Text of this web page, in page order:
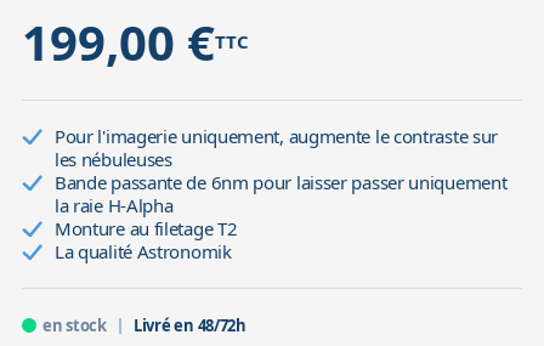
199,00 €TTC
Pour l'imagerie uniquement, augmente le contraste sur
les nébuleuses
Bande passante de 6nm pour laisser passer uniquement
la raie H-Alpha
Monture au filetage T2
La qualité Astronomik
en stock Livré en 48/72h